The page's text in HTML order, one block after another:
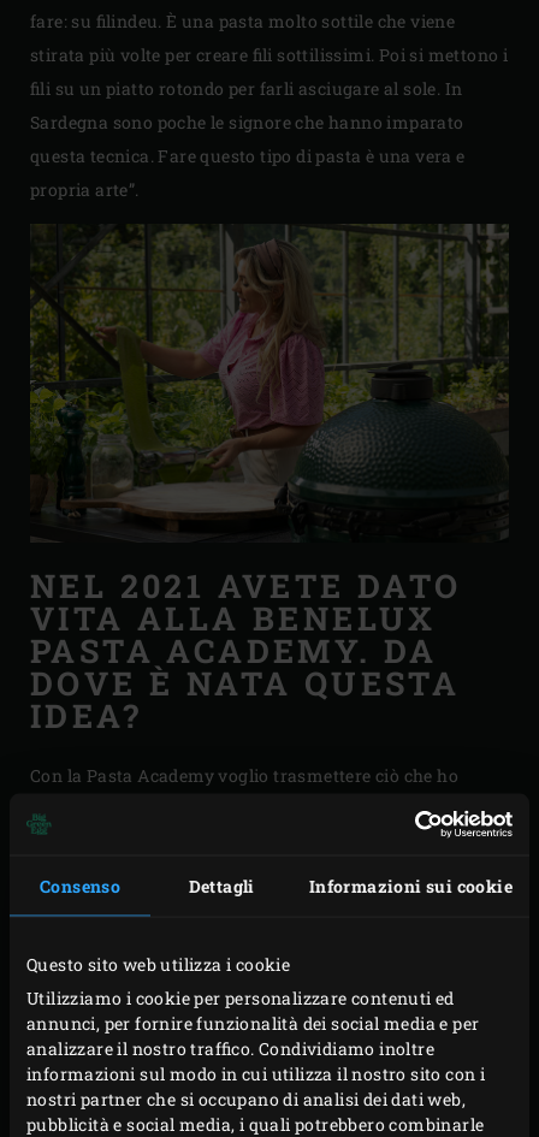
Consenso Dettagli Informazioni sui cookie
Questo sito web utilizza i cookie
Utilizziamo i cookie per personalizzare contenuti ed
annunci, per fornire funzionalità dei social media e per
analizzare il nostro traffico. Condividiamo inoltre
informazioni sul modo in cui utilizza il nostro sito con i
nostri partner che si occupano di analisi dei dati web,
pubblicità e social media, i quali potrebbero combinarle
fare: su filindeu. È una pasta molto sottile che viene
stirata più volte per creare fili sottilissimi. Poi si mettono i
fili su un piatto rotondo per farli asciugare al sole. In
Sardegna sono poche le signore che hanno imparato
questa tecnica. Fare questo tipo di pasta è una vera e
propria arte”.
NEL 2021 AVETE DATO
VITA ALLA BENELUX
PASTA ACADEMY. DA
DOVE È NATA QUESTA
IDEA?
Con la Pasta Academy voglio trasmettere ciò che ho
imparato. La pasta è così versatile. Qui spieghiamo come
fare i vari tipi di pasta partendo da zero. La pasta viene
trattata in modo molto approfondito; i partecipanti
imparano le tecniche, comprese le storie e gli aneddoti, e
sembrerà di essere in Italia”.
AVETE ANCHE
ACQUISTATO UN BIG
GREEN EGG. QUAL È